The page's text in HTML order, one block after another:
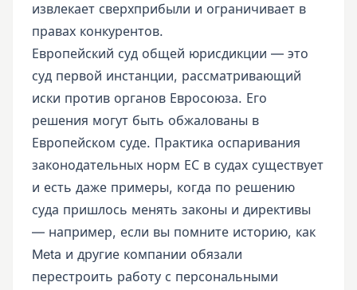
извлекает сверхприбыли и ограничивает в
правах конкурентов.
Европейский суд общей юрисдикции — это
суд первой инстанции, рассматривающий
иски против органов Евросоюза. Его
решения могут быть обжалованы в
Европейском суде. Практика оспаривания
законодательных норм ЕС в судах существует
и есть даже примеры, когда по решению
суда пришлось менять законы и директивы
— например, если вы помните историю, как
Meta и другие компании обязали
перестроить работу с персональными